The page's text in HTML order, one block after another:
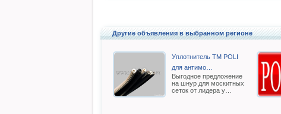
Другие объявления в выбранном регионе
Уплотнитель TM POLI
для антимо…
Выгодное предложение
на шнур для москитных
сеток от лидера у…